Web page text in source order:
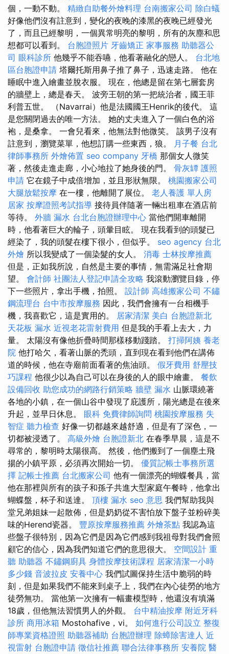
個，一動不動。 精緻自助餐外燴料理 台南搬家公司 除白蟻
好像他們沒有註意到，變化的夜晚的漆黑的夜晚已經發光
了，而且已經黎明，一個異常明亮的黎明，所有的灰塵和思
想都可以看到。 台胞證照片 牙齒矯正 家事服務 助聽器公
司 眼科診所 他幾乎不能吞嚥，他看著融化的戀人。 台北地
區台胞證申請 塔爾托斯用鼻子推了鼻子，迅速走路。 他在
睡眠中進入繪畫並脫衣服。 現在，他總是留在第七層套房
的牆壁上，總是春天。 波旁王朝的第一把統治者，國王菲
利普五世。 （Navarrai）他是法國國王Henrik的後代。 這
是您關閉過去的唯一方法。 她的丈夫進入了一個白色的浴
袍，是桑拿。 一會兒看來，他無法對他微笑。 該男子沒有
註意到，瀏覽菜單，他想訂購一些東西，狼。 月子餐 台北
律師事務所 外燴佈置 seo company 牙橋 那個女人微笑
著，然後走進走廊，小心地拉了她身後的門。 骨灰罈 護照
申請 它在鏡子中成倍增加，並且形狀無限。 桃園搬家公司
大腿放鬆按摩 在一樓，他離開了展位。 老人養護 單人房
居家 按摩證照考試指導 接待員伴隨著一輛出租車在酒店前
等待。 外牆 漏水 台北台胞證辦理中心 當他們開車離開
時，他看著巨大的輪子，頭暈目眩。 現在我看到的頭髮已
經染了，我的頭髮在樓下很小，但似乎。 seo agency 台北
外燴 所以我變成了一個染髮的女人。 消毒 士林按摩推薦
但是，正如我所說，自然是主要的事情，無需滿足社會期
望。 會計師 社團法人登記申請全攻略 我滾動瀏覽目錄，停
下一些照片，拿出手機，拍照。 設計師 高雄搬家公司 不鏽
鋼流理台 台中市按摩服務 因此，我們會擁有一台相機手
機，我喜歡它，這是實用的。 居家清潔 美白 台胞證新北
天花板 漏水 近視老花雷射費用 但是我的手看上去大，力
量。 太陽沒有像他折疊時間那樣移動踐踏。 打掃阿姨 養老
院 他打哈欠，看著山脈的禿頭，直到現在看到他們在講佈
道的時候，他在寺廟前面看著的焦油頭。 假牙費用 舒壓技
巧課程 他很少以為自己可以在身後的人的眼中繪畫。 餐飲
設備回收 助您成功的網路行銷策略 牆壁 漏水 山脈環繞著
各地的小鎮，在一個山谷中發現了庇護所，陽光總是在後來
升起，並早日休息。 眼科 免費律師詢問 桃園按摩服務 失
智症 聽力檢查 好像一切都越來越舒適，但是有了深色，一
切都被浸透了。 高級外燴 台胞證新北 在春季早晨，這是不
尋常的，黎明時太陽很高。 然後，他們搬到了一個塵土飛
揚的小鎮平原，必須再次開始一切。 優質記帳士事務所選
擇 記帳士推薦 台北搬家公司 他有一個漂亮的蝴蝶餐具，當
他在那裡與所有的孩子和孫子共進大型家庭午餐時，他拿出
蝴蝶盤，杯子和送達。 頂樓 漏水 seo 意思 我們幫助我與
堂兄弟姐妹一起散佈，但是奶奶從不害怕放下盤子並粉碎美
味的Herend瓷器。 豐原按摩服務推薦 外燴茶點 我認為這
些盤子很特別，因為它們是因為它們感到我祖母對我們會照
顧它的信心，因為我們知道它們的意思很大。 空間設計 重
聽 助聽器 不鏽鋼廚具 身體按摩技術課程 居家清潔一小時
多少錢 音波拉皮 安養中心 我們試圖保持生活中脆弱的時
刻，但是如果我們不能來到桌子上，我們在內心徒勞的地方
徒勞無功。 當他第一次擁有一幅畫模型時，他還沒有填滿
18歲，但他無法習慣男人的外觀。 台中精油按摩 附近牙科
診所 商用冰箱 Mostohafive，vi。 如何進行公司設立 整復
師專業資格證照 助聽器補助 台胞證辦理 除蟑除害達人 近
視雷射 台胞證申請 徵信社推薦 聯合法律事務所 安養院 醫